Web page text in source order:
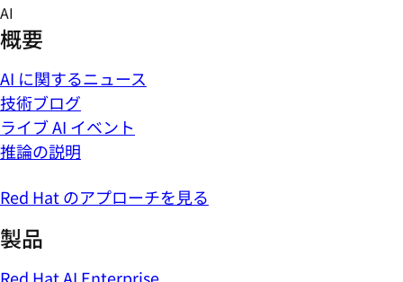
Skip
to
content
AI
概要
AI に関するニュース
技術ブログ
ライブ AI イベント
推論の説明
Red Hat のアプローチを見る
製品